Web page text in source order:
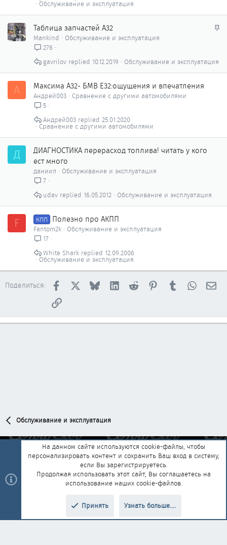
Обслуживание и эксплуатация
З
п
Таблица запчастей А32
Mankind
Обслуживание и эксплуатация
276
Обслуживание и эксплуатация
10.12.2019
gavrilov
А Максима А32- БМВ Е32:ощущения и впечатления
Андрей003
Сравнение с другими автомобилями
5
Сравнение с другими автомобилями
25.01.2020
Андрей003
Д
ДИАГНОСТИКА перерасход топлива! читать у кого
ест много
даниил
Обслуживание и эксплуатация
7
Обслуживание и эксплуатация
16.05.2012
udav
F КПП Полезно про АКПП
Fantom2k
Обслуживание и эксплуатация
17
Обслуживание и эксплуатация
12.09.2006
White Shark
Поделиться: Facebook BlueskyLinkedInReddit PinterestTumblr
Ссылка
Обслуживание и эксплуатация
Обратная связь
Условия и правила
Политика конфиденциальности
Помощь Главная
R
add-ons by ThemeHouse Перевод от Jumuro®
На данном сайте используются cookie-файлы, чтобы
персонализировать контент и сохранить Ваш вход в систему,
если Вы зарегистрируетесь.
Продолжая использовать этот сайт, Вы соглашаетесь на
использование наших cookie-файлов.
Принять Узнать больше....